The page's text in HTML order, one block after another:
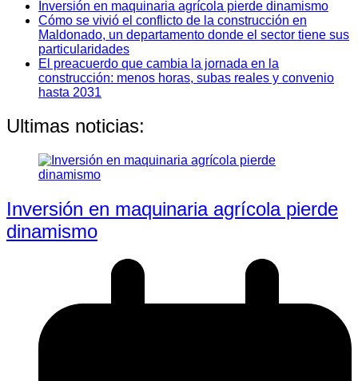
Inversión en maquinaria agrícola pierde dinamismo
Cómo se vivió el conflicto de la construcción en
Maldonado, un departamento donde el sector tiene sus
particularidades
El preacuerdo que cambia la jornada en la
construcción: menos horas, subas reales y convenio
hasta 2031
Ultimas noticias:
Inversión en maquinaria agrícola pierde
dinamismo